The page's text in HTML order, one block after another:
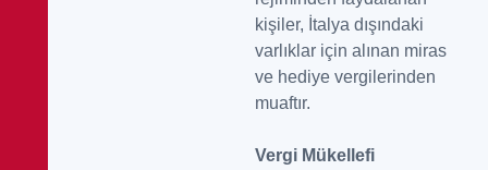
kişiler, İtalya dışındaki
varlıklar için alınan miras
ve hediye vergilerinden
muaftır.
Vergi Mükellefi